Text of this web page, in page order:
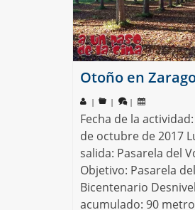
Otoño en
| | |
Fecha de la
de octubre de 2017
salida: Pasarela del
Objetivo: Pasarela del
Bicentenario
acumulado: 90